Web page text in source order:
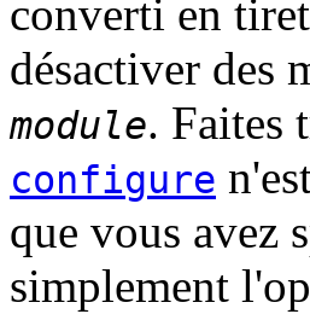
converti en
désactiver des
module. Faites
configure
que vous avez
simplement